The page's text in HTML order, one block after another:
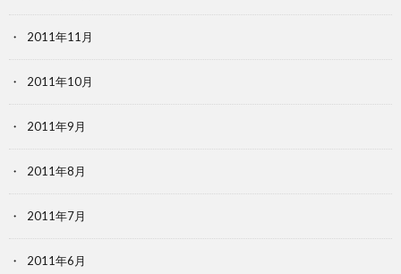
2011年11月
2011年10月
2011年9月
2011年8月
2011年7月
2011年6月